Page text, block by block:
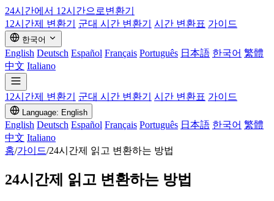
24시간에서 12시간으로변환기
12시간제 변환기
군대 시간 변환기 시간 변환표 가이드
한국어
English Deutsch Español Français Português 日本語 한국어 繁體
中文 Italiano
12시간제 변환기 군대 시간 변환기 시간 변환표 가이드
Language: English
English Deutsch Español Français Português 日本語 한국어 繁體
中文 Italiano
홈/가이드/24시간제 읽고 변환하는 방법
24시간제 읽고 변환하는 방법